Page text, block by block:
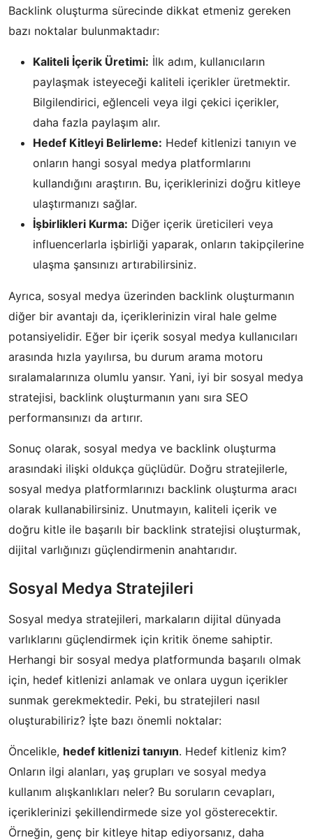
Backlink oluşturma sürecinde dikkat etmeniz gereken
bazı noktalar bulunmaktadır:
Kaliteli İçerik Üretimi: İlk adım, kullanıcıların
paylaşmak isteyeceği kaliteli içerikler üretmektir.
Bilgilendirici, eğlenceli veya ilgi çekici içerikler,
daha fazla paylaşım alır.
Hedef Kitleyi Belirleme: Hedef kitlenizi tanıyın ve
onların hangi sosyal medya platformlarını
kullandığını araştırın. Bu, içeriklerinizi doğru kitleye
ulaştırmanızı sağlar.
İşbirlikleri Kurma: Diğer içerik üreticileri veya
influencerlarla işbirliği yaparak, onların takipçilerine
ulaşma şansınızı artırabilirsiniz.
Ayrıca, sosyal medya üzerinden backlink oluşturmanın
diğer bir avantajı da, içeriklerinizin viral hale gelme
potansiyelidir. Eğer bir içerik sosyal medya kullanıcıları
arasında hızla yayılırsa, bu durum arama motoru
sıralamalarınıza olumlu yansır. Yani, iyi bir sosyal medya
stratejisi, backlink oluşturmanın yanı sıra SEO
performansınızı da artırır.
Sonuç olarak, sosyal medya ve backlink oluşturma
arasındaki ilişki oldukça güçlüdür. Doğru stratejilerle,
sosyal medya platformlarınızı backlink oluşturma aracı
olarak kullanabilirsiniz. Unutmayın, kaliteli içerik ve
doğru kitle ile başarılı bir backlink stratejisi oluşturmak,
dijital varlığınızı güçlendirmenin anahtarıdır.
Sosyal Medya Stratejileri
Sosyal medya stratejileri, markaların dijital dünyada
varlıklarını güçlendirmek için kritik öneme sahiptir.
Herhangi bir sosyal medya platformunda başarılı olmak
için, hedef kitlenizi anlamak ve onlara uygun içerikler
sunmak gerekmektedir. Peki, bu stratejileri nasıl
oluşturabiliriz? İşte bazı önemli noktalar:
Öncelikle, hedef kitlenizi tanıyın. Hedef kitleniz kim?
Onların ilgi alanları, yaş grupları ve sosyal medya
kullanım alışkanlıkları neler? Bu soruların cevapları,
içeriklerinizi şekillendirmede size yol gösterecektir.
Örneğin, genç bir kitleye hitap ediyorsanız, daha